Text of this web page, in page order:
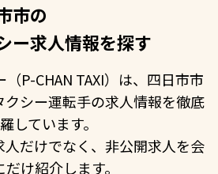
市の
ー求人情報を探す
P-CHAN TAXI）は、四日市市
シー運転手の求人情報を徹底
しています。
だけでなく、非公開求人を会
だけ紹介します。